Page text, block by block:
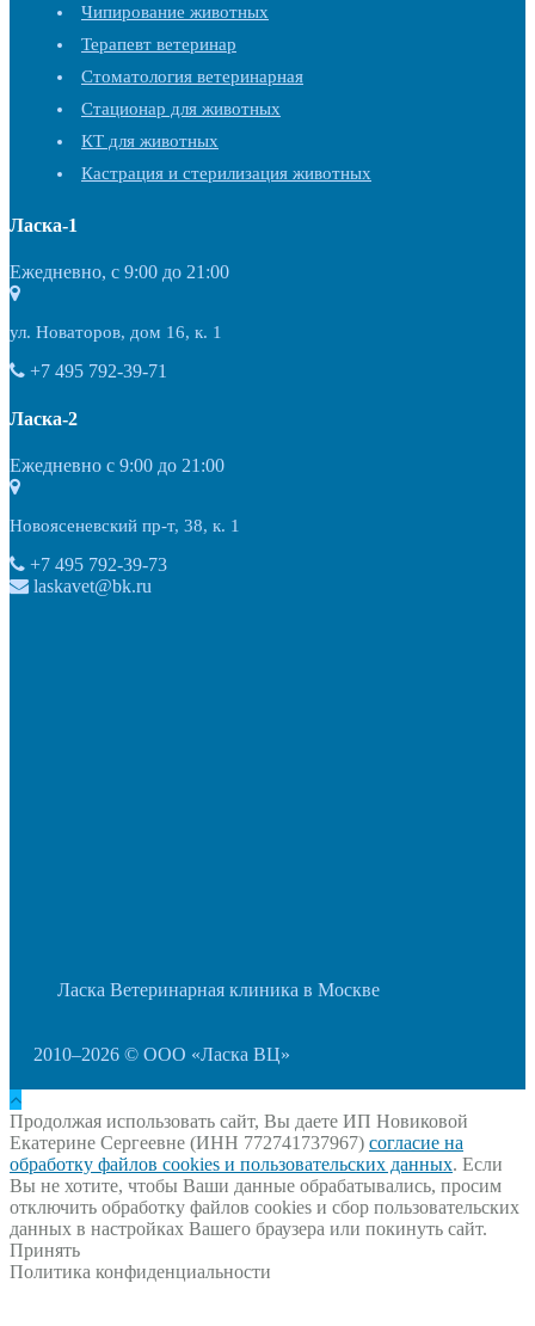
Чипирование животных
Терапевт ветеринар
Стоматология ветеринарная
Стационар для животных
КТ для животных
Кастрация и стерилизация животных
Ласка-1
Ежедневно, с 9:00 до 21:00
ул. Новаторов, дом 16, к. 1
+7 495 792-39-71
Ласка-2
Ежедневно с 9:00 до 21:00
Новоясеневский пр-т, 38, к. 1
+7 495 792-39-73
laskavet@bk.ru
Ласка Ветеринарная клиника в Москве
2010–2026 © ООО «Ласка ВЦ»
Продолжая использовать сайт, Вы даете ИП Новиковой
Екатерине Сергеевне (ИНН 772741737967) согласие на
обработку файлов cookies и пользовательских данных. Если
Вы не хотите, чтобы Ваши данные обрабатывались, просим
отключить обработку файлов cookies и сбор пользовательских
данных в настройках Вашего браузера или покинуть сайт.
Принять
Политика конфиденциальности